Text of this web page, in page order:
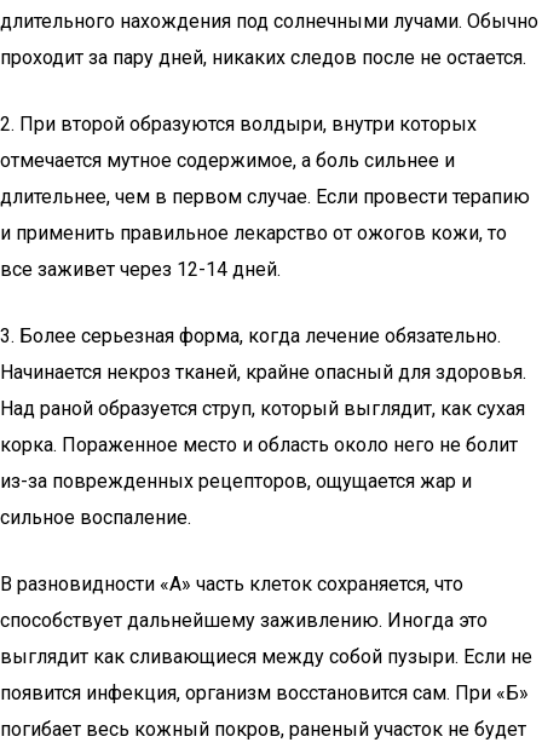
длительного нахождения под солнечными лучами. Обычно
проходит за пару дней, никаких следов после не остается.
2. При второй образуются волдыри, внутри которых
отмечается мутное содержимое, а боль сильнее и
длительнее, чем в первом случае. Если провести терапию
и применить правильное лекарство от ожогов кожи, то
все заживет через 12-14 дней.
3. Более серьезная форма, когда лечение обязательно.
Начинается некроз тканей, крайне опасный для здоровья.
Над раной образуется струп, который выглядит, как сухая
корка. Пораженное место и область около него не болит
из-за поврежденных рецепторов, ощущается жар и
сильное воспаление.
В разновидности «А» часть клеток сохраняется, что
способствует дальнейшему заживлению. Иногда это
выглядит как сливающиеся между собой пузыри. Если не
появится инфекция, организм восстановится сам. При «Б»
погибает весь кожный покров, раненый участок не будет